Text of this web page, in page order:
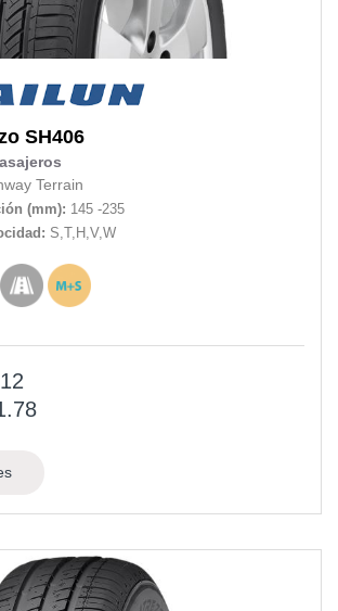
SH406
Terrain
(mm): 145 -235
S,T,H,V,W